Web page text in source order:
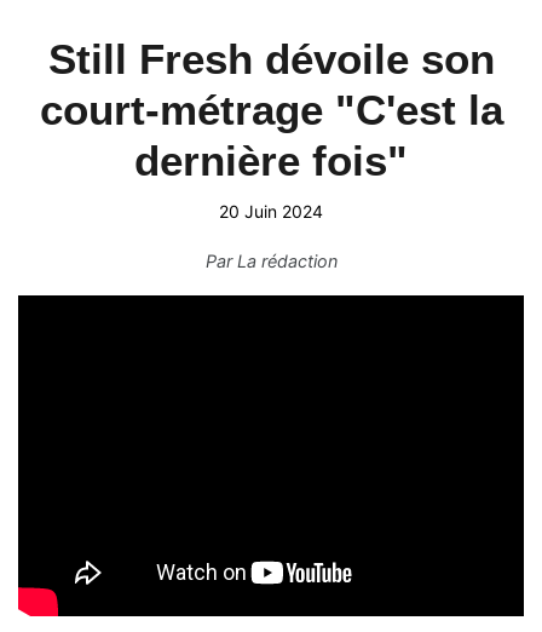
Still Fresh dévoile son
court-métrage "C'est la
dernière fois"
20 Juin 2024
ParLa rédaction